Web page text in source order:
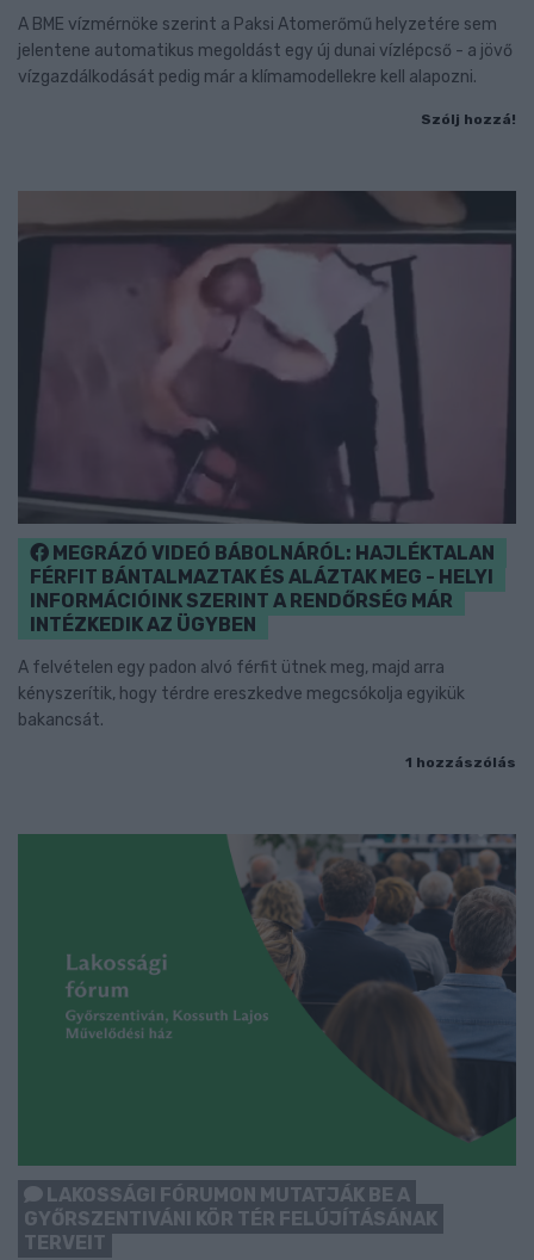
A BME vízmérnöke szerint a Paksi Atomerőmű helyzetére sem
jelentene automatikus megoldást egy új dunai vízlépcső - a jövő
vízgazdálkodását pedig már a klímamodellekre kell alapozni.
Szólj hozzá!
MEGRÁZÓ VIDEÓ BÁBOLNÁRÓL: HAJLÉKTALAN
FÉRFIT BÁNTALMAZTAK ÉS ALÁZTAK MEG - HELYI
INFORMÁCIÓINK SZERINT A RENDŐRSÉG MÁR
INTÉZKEDIK AZ ÜGYBEN
A felvételen egy padon alvó férfit ütnek meg, majd arra
kényszerítik, hogy térdre ereszkedve megcsókolja egyikük
bakancsát.
1 hozzászólás
LAKOSSÁGI FÓRUMON MUTATJÁK BE A
GYŐRSZENTIVÁNI KÖR TÉR FELÚJÍTÁSÁNAK
TERVEIT